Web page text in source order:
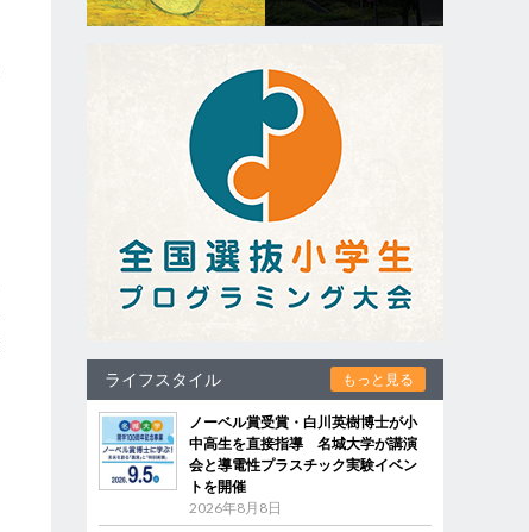
ライフスタイル もっと見る
ノーベル賞受賞・白川英樹博士が小
中高生を直接指導 名城大学が講演
会と導電性プラスチック実験イベン
トを開催
2026年8月8日